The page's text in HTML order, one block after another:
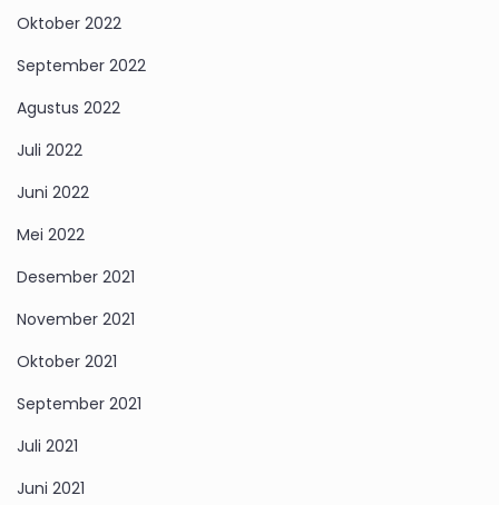
Oktober 2022
September 2022
Agustus 2022
Juli 2022
Juni 2022
Mei 2022
Desember 2021
November 2021
Oktober 2021
September 2021
Juli 2021
Juni 2021